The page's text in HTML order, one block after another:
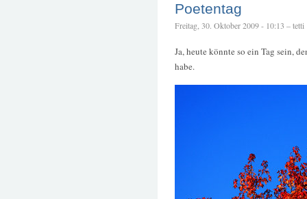
Poetentag
Freitag, 30. Oktober 2009 - 10:13 – tetti
Ja, heute könnte so ein Tag sein,
habe.